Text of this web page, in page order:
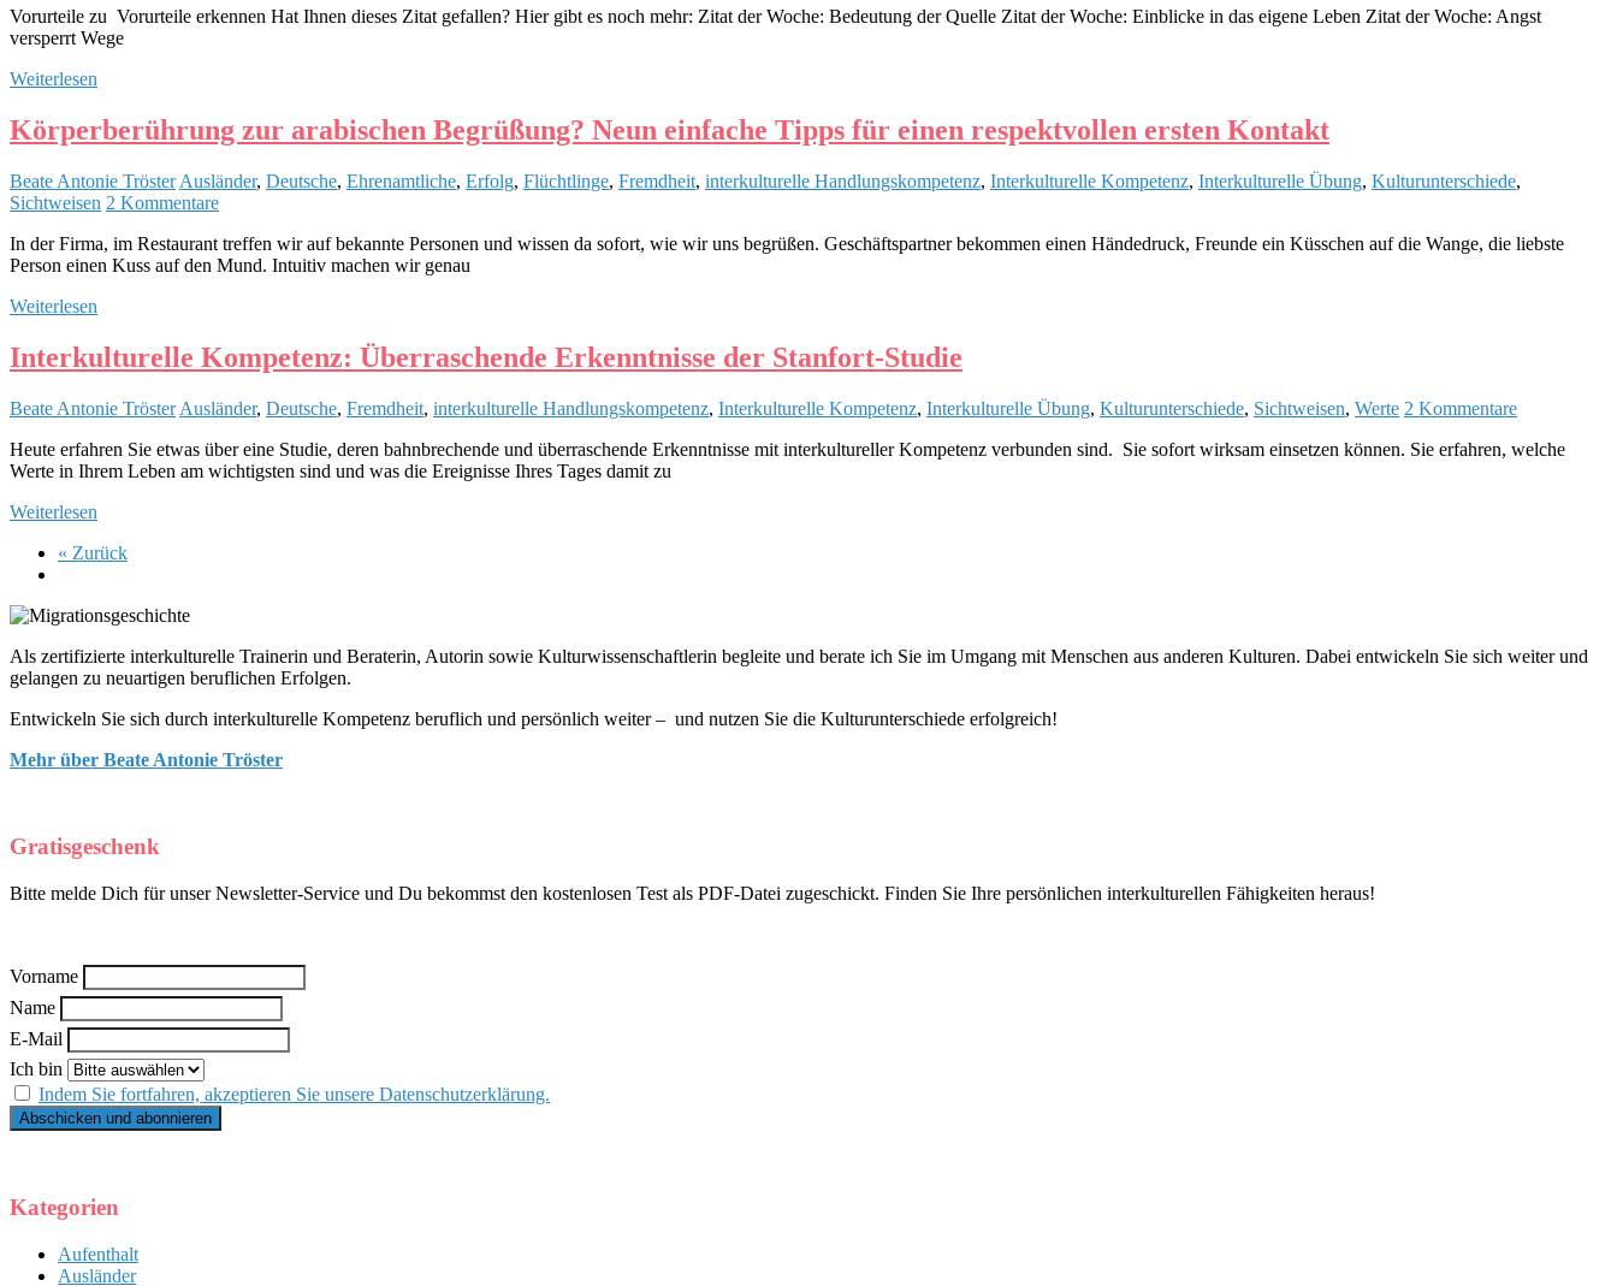
Vorurteile zu Vorurteile erkennen Hat Ihnen dieses Zitat gefallen? Hier gibt es noch mehr: Zitat der Woche: Bedeutung der Quelle Zitat der Woche: Einblicke in das eigene Leben Zitat der Woche: Angst
versperrt Wege
Weiterlesen
Körperberührung zur arabischen Begrüßung? Neun einfache Tipps für einen respektvollen ersten Kontakt
Beate Antonie Tröster Ausländer, Deutsche, Ehrenamtliche, Erfolg, Flüchtlinge, Fremdheit, interkulturelle Handlungskompetenz, Interkulturelle Kompetenz, Interkulturelle Übung, Kulturunterschiede,
Sichtweisen 2 Kommentare
In der Firma, im Restaurant treffen wir auf bekannte Personen und wissen da sofort, wie wir uns begrüßen. Geschäftspartner bekommen einen Händedruck, Freunde ein Küsschen auf die Wange, die liebste
Person einen Kuss auf den Mund. Intuitiv machen wir genau
Weiterlesen
Interkulturelle Kompetenz: Überraschende Erkenntnisse der Stanfort-Studie
Beate Antonie Tröster Ausländer, Deutsche, Fremdheit, interkulturelle Handlungskompetenz, Interkulturelle Kompetenz, Interkulturelle Übung, Kulturunterschiede, Sichtweisen, Werte 2 Kommentare
Heute erfahren Sie etwas über eine Studie, deren bahnbrechende und überraschende Erkenntnisse mit interkultureller Kompetenz verbunden sind. Sie sofort wirksam einsetzen können. Sie erfahren, welche
Werte in Ihrem Leben am wichtigsten sind und was die Ereignisse Ihres Tages damit zu
Weiterlesen
« Zurück
Als zertifizierte interkulturelle Trainerin und Beraterin, Autorin sowie Kulturwissenschaftlerin begleite und berate ich Sie im Umgang mit Menschen aus anderen Kulturen. Dabei entwickeln Sie sich weiter und
gelangen zu neuartigen beruflichen Erfolgen.
Entwickeln Sie sich durch interkulturelle Kompetenz beruflich und persönlich weiter – und nutzen Sie die Kulturunterschiede erfolgreich!
Mehr über Beate Antonie Tröster
Gratisgeschenk
Bitte melde Dich für unser Newsletter-Service und Du bekommst den kostenlosen Test als PDF-Datei zugeschickt. Finden Sie Ihre persönlichen interkulturellen Fähigkeiten heraus!
Vorname
Name
E-Mail
Ich bin
Indem Sie fortfahren, akzeptieren Sie unsere Datenschutzerklärung.
Kategorien
Aufenthalt
Ausländer